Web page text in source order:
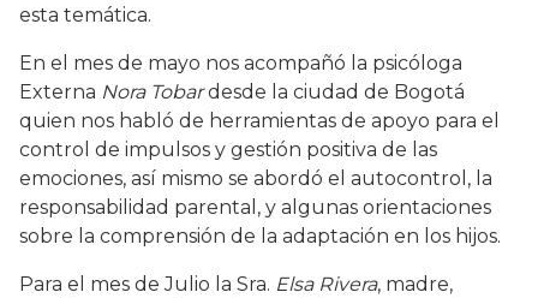
esta temática.
En el mes de mayo nos acompañó la psicóloga
Externa Nora Tobardesde la ciudad de Bogotá
quien nos habló de herramientas de apoyo para el
control de impulsos y gestión positiva de las
emociones, así mismo se abordó el autocontrol, la
responsabilidad parental, y algunas orientaciones
sobre la comprensión de la adaptación en los hijos.
Para el mes de Julio la Sra. Elsa Rivera, madre,